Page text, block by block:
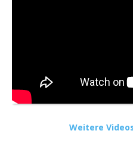
Weitere